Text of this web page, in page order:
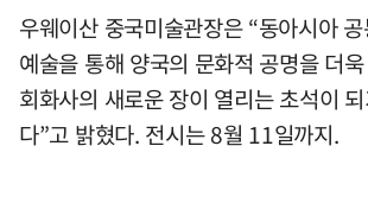
우웨이산 중국미술관장은 “동아시아
예술을 통해 양국의 문화적 공명을 더
회화사의 새로운 장이 열리는 초석이
다”고 밝혔다. 전시는 8월 11일까지.